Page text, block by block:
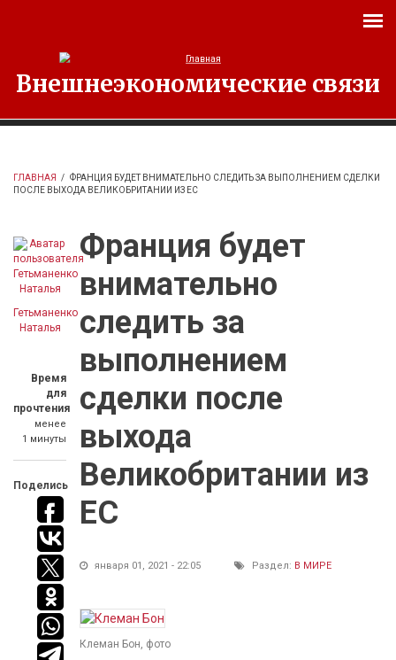
Внешнеэкономические связи
ГЛАВНАЯ / ФРАНЦИЯ БУДЕТ ВНИМАТЕЛЬНО СЛЕДИТЬ ЗА ВЫПОЛНЕНИЕМ СДЕЛКИ
ПОСЛЕ ВЫХОДА ВЕЛИКОБРИТАНИИ ИЗ ЕС
Гетьманенко
Наталья
Время
для
прочтения
менее
1 минуты
Поделись
Франция будет
внимательно
следить за
выполнением
сделки после
выхода
Великобритании из
ЕС
января 01, 2021 - 22:05 Раздел: В МИРЕ
Клеман Бон, фото